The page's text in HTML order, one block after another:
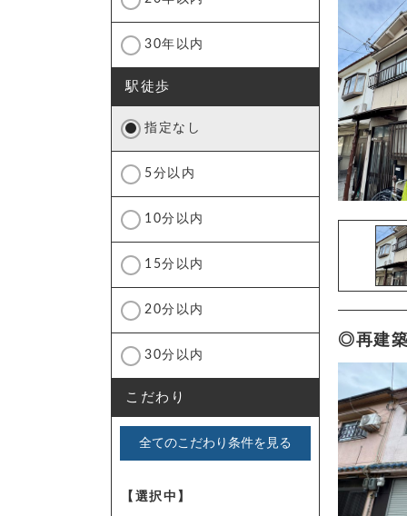
30年以内
駅徒歩
指定なし
5分以内
10分以内
15分以内
20分以内
30分以内
こだわり
全てのこだわり条件を見る
【選択中】
◎再建